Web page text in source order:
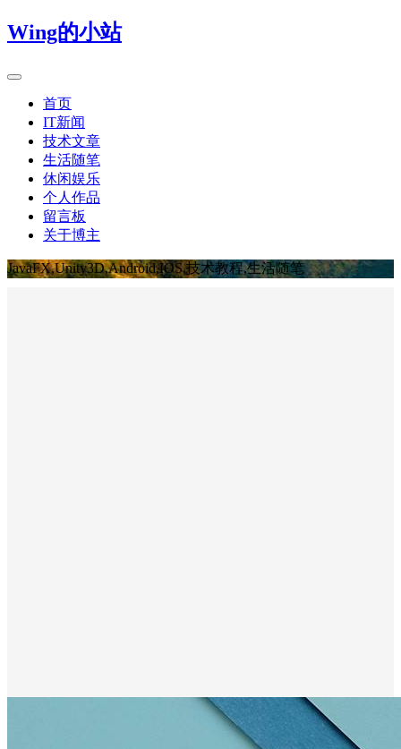
Wing的小站
首页
IT新闻
技术文章
生活随笔
休闲娱乐
个人作品
留言板
关于博主
JavaFX,Unity3D,Android,IOS,技术教程,生活随笔